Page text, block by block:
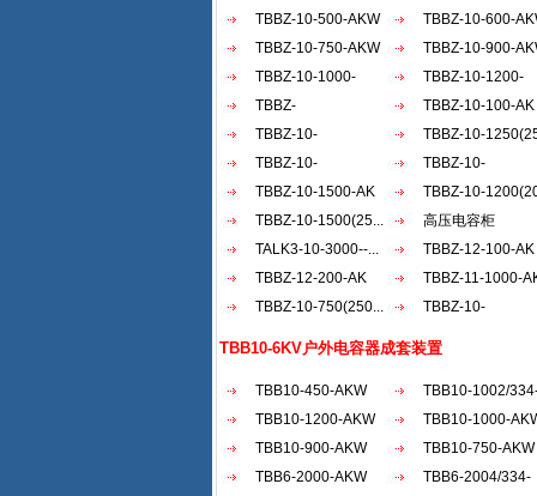
TBBZ-10-500-AKW
TBBZ-10-600-
TBBZ-10-750-AKW
TBBZ-10-900-
TBBZ-10-1000-
AKW
TBBZ-10-1200-
AKW
TBBZ-
900（200+30...
TBBZ-10-100-AK
TBBZ-10-
1200（20...
TBBZ-10-
TBBZ-10-
900（150...
TBBZ-10-
1500（50...
TBBZ-10-1500-AK
TBBZ-10-
TBBZ-10-1500(25...
高压电容柜
TALK3-10-3000--...
TBBZ-12-100-AK
TBBZ-12-200-AK
TBBZ-11-1000-
TBBZ-10-750(250...
TBBZ-10-
1800（30...
TBB10-6KV户外电容器成套装置
TBB10-450-AKW
TBB10-1002/
AKW
TBB10-1200-AKW
TBB10-1000-
TBB10-900-AKW
TBB10-750-AKW
TBB6-2000-AKW
TBB6-2004/334-